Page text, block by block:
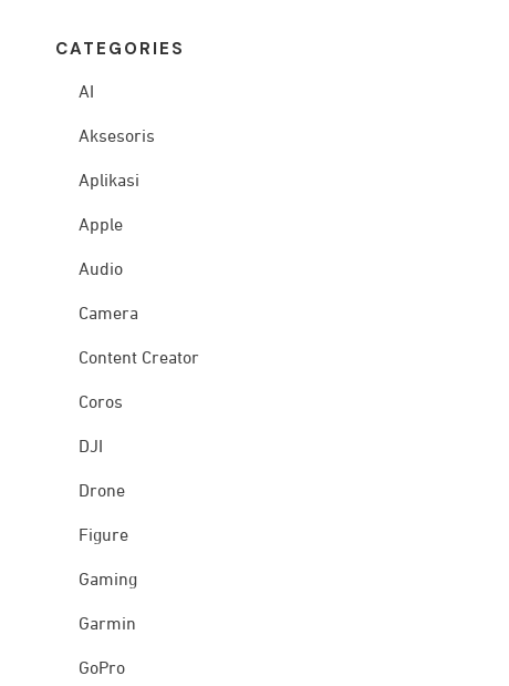
CATEG ORIES
AI
Aksesoris
Aplikasi
Apple
Audio
Camera
Content Creator
Coros
DJI
Drone
Figure
Gaming
Garmin
GoPro